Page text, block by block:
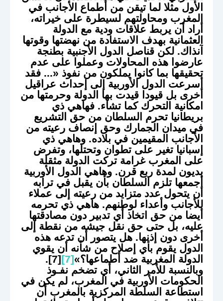
الأول مثلا لما تيقن من أطماع الأجانب في
المغرب ومحاولتهم لسيطرة على خيراته،
أراد أن يربط علاقات ودية مع الدولة
العثمانية بهدف الاستفادة من نهضتها وقوتها
آنذاك. لكن قناصل الدول الأجنبية بطنجة
عارضوا هذه المحاولات وعملوا على عدم
تحقيقها بما كانوا يملكون من نفوذ «... فقد
أسرعت الدول الأوربية إلى إحداث عراقيل
أخرى بل قيودا قيدت بها الدولة وحرمتها من
امكانية التحرك كما تشاء. فهاهي ذي
بريطانيا تحرم السلطان من حق التشريع
في ميدان الجمارك وحق إنصاف رعيته من
الأجانب المقيمين في بلاده. وهاهي ذي
إسبانيا تغير على تطوان وتحتلها، وتفرض
على المغرب غرامة تركت الدولة مثقلة
بديون لمدة ربع قرن. وهاهي الدول الأوربية
أجمعها تلزم السلطان بأن يقبل في ترابه
أن يتحول عدد متزايد من رعيته إلى عملاء
للأجانب وأعداء لوطنهم. هاهي ذي تحرمه
أيضا من حق اتخاذ أي تدبير دون مصادقتها
عليه، بل حتى حق نقل جيشه من نقطة إلى
أخرى دون إذنها. هل يتصور أن تدعه هذه
الدول يقوم بأي إصلاح من شأنه أن يقوي
الدولة المغربية ضد أطماعها؟»[7]
[7].
وبالنسبة للأمر الثاني، أي تضخم نفـوذ
الحكومات الأوربية في المغرب، لم يكن في
استطاعة السلطة المركزية بالمغرب أن